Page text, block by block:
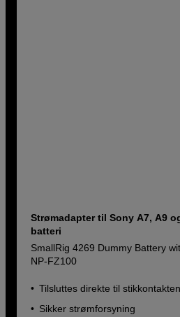
Strømadapter til Sony A7, A9
batteri
SmallRig 4269 Dummy Battery
NP-FZ100
Tilsluttes direkte til stikkontakten
Sikker strømforsyning